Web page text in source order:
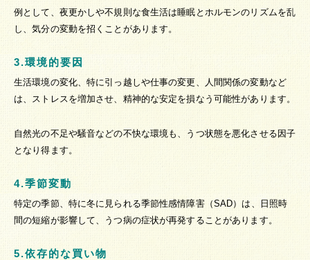
例として、夜更かしや不規則な食生活は睡眠とホルモンのリズムを乱
し、気分の変動を招くことがあります。
3.環境的要因
生活環境の変化、特に引っ越しや仕事の変更、人間関係の変動など
は、ストレスを増加させ、精神的な安定を損なう可能性があります。
自然光の不足や騒音などの不快な環境も、うつ状態を悪化させる因子
となり得ます。
4.季節変動
特定の季節、特に冬に見られる季節性感情障害（SAD）は、日照時
間の短縮が影響して、うつ病の症状が再発することがあります。
5.依存的な買い物